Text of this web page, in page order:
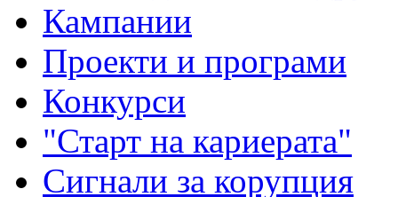
Кампании
Проекти и програми
Конкурси
"Старт на кариерата"
Сигнали за корупция